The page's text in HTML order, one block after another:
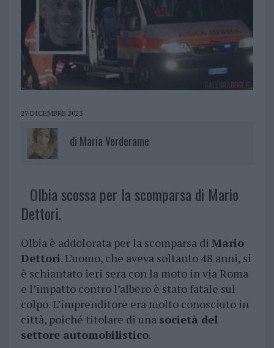
27 DICEMBRE 2023
di Maria Verderame
Olbia scossa per la scomparsa di Mario
Dettori.
Olbia è addolorata per la scomparsa di Mario
Dettori. L’uomo, che aveva soltanto 48 anni, si
è schiantato ieri sera con la moto in via Roma
e l’impatto contro l’albero è stato fatale sul
colpo. L’imprenditore era molto conosciuto in
città, poiché titolare di una società del
settore automobilistico.